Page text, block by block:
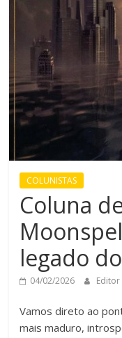
COLUNISTAS
Coluna
legado
04/02/2026 Editor
Vamos direto ao
mais maduro,